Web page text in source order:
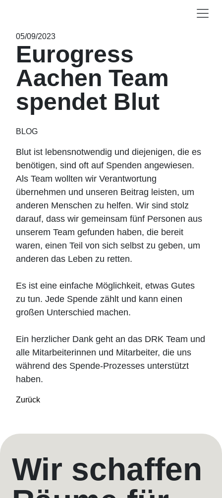
05/09/2023
Eurogress
Aachen Team
spendet Blut
BLOG
Blut ist lebensnotwendig und diejenigen, die es
benötigen, sind oft auf Spenden angewiesen.
Als Team wollten wir Verantwortung
übernehmen und unseren Beitrag leisten, um
anderen Menschen zu helfen. Wir sind stolz
darauf, dass wir gemeinsam fünf Personen aus
unserem Team gefunden haben, die bereit
waren, einen Teil von sich selbst zu geben, um
anderen das Leben zu retten.
Es ist eine einfache Möglichkeit, etwas Gutes
zu tun. Jede Spende zählt und kann einen
großen Unterschied machen.
Ein herzlicher Dank geht an das DRK Team und
alle Mitarbeiterinnen und Mitarbeiter, die uns
während des Spende-Prozesses unterstützt
haben.
Zurück
Wir schaffen